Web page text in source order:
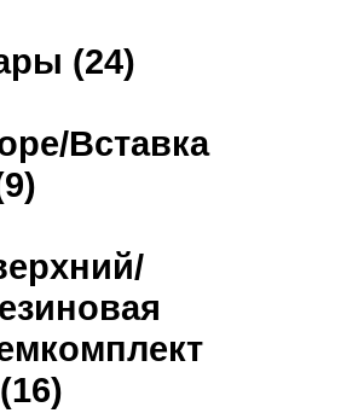
(24)
Вставка